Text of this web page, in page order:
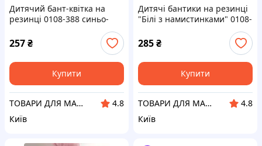
Дитячий бант-квітка на
резинці 0108-388 синьо-
257₴
Купити
ТОВАРИ ДЛЯ МАМ ТА ДІТЕЙ
4.8
Київ
Дитячі бантики на резинці
"Білі з намистинками" 0108-
285₴
Купити
ТОВАРИ ДЛЯ МАМ ТА ДІТЕЙ
4.8
Київ